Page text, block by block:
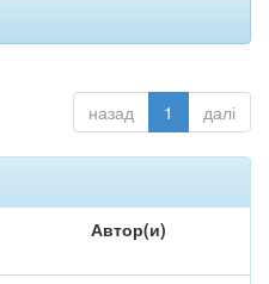
назад 1 далі
Автор(и)